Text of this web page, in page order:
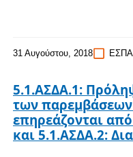
31 Αυγούστου, 2018 ΕΣΠΑ
5.1.ΑΣΔΑ.1:
των παρεμβάσεων
επηρεάζονται
και 5.1.ΑΣΔΑ.2: